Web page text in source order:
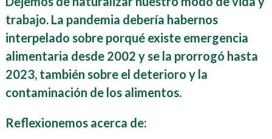
trabajo. La pandemia debería habernos
interpelado sobre porqué existe emergencia
alimentaria desde 2002 y se la prorrogó hasta
2023, también sobre el deterioro y la
contaminación de los alimentos.
Reflexionemos acerca de: